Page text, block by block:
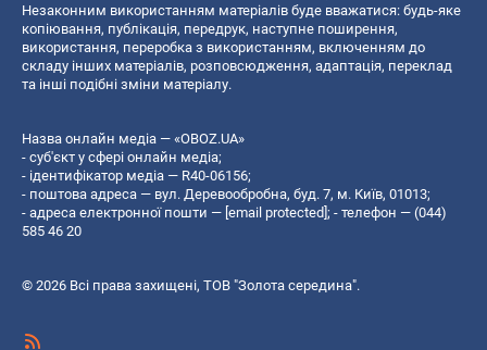
Незаконним використанням матеріалів буде вважатися: будь-яке
копiювання, публiкацiя, передрук, наступне поширення,
використання, переробка з використанням, включенням до
складу інших матеріалів, розповсюдження, адаптація, переклад
та інші подібні зміни матеріалу.
Назва онлайн медіа — «OBOZ.UA»
- суб'єкт у сфері онлайн медіа;
- ідентифікатор медіа — R40-06156;
- поштова адреса — вул. Деревообробна, буд. 7, м. Київ, 01013;
- адреса електронної пошти — [email protected]; - телефон — (044)
585 46 20
© 2026 Всі права захищені, ТОВ "Золота середина".